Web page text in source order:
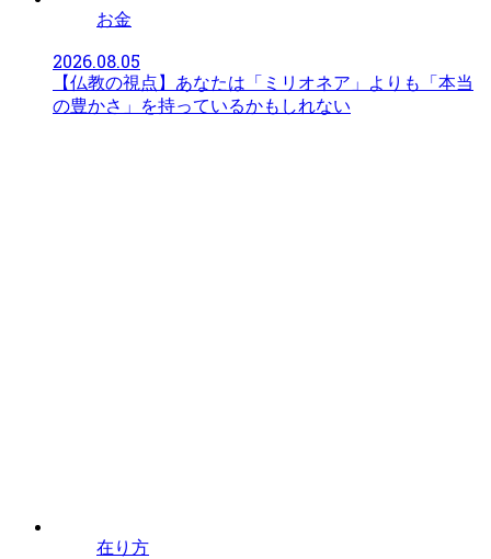
お金
2026.08.05
【仏教の視点】あなたは「ミリオネア」よりも「本当
の豊かさ」を持っているかもしれない
在り方